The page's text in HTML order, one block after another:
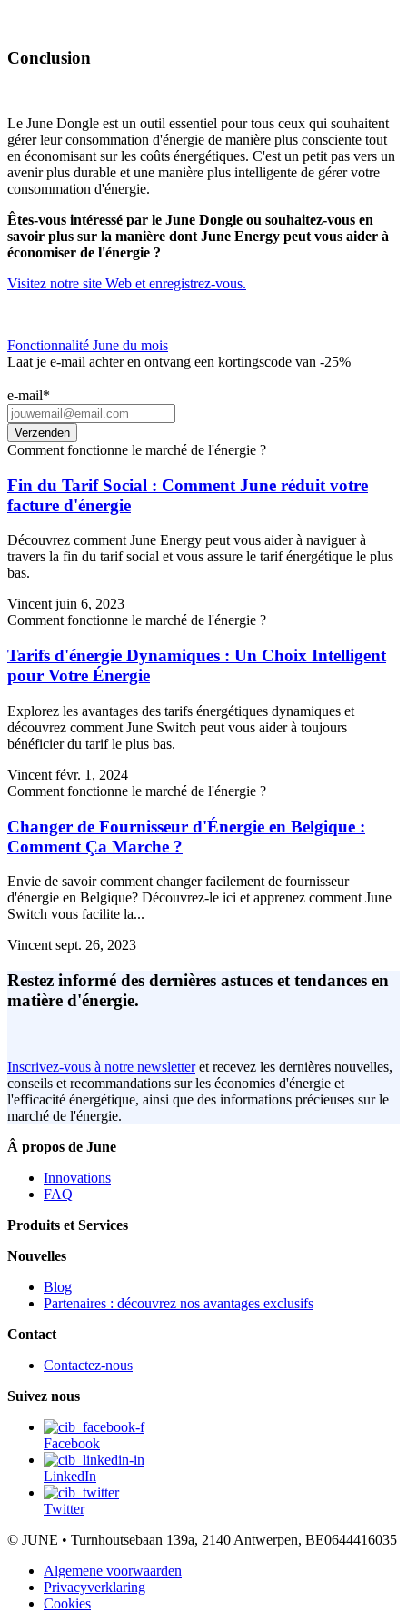
Conclusion
Le June Dongle est un outil essentiel pour tous ceux qui souhaitent
gérer leur consommation d'énergie de manière plus consciente tout
en économisant sur les coûts énergétiques. C'est un petit pas vers un
avenir plus durable et une manière plus intelligente de gérer votre
consommation d'énergie.
Êtes-vous intéressé par le June Dongle ou souhaitez-vous en
savoir plus sur la manière dont June Energy peut vous aider à
économiser de l'énergie ?
Visitez notre site Web et enregistrez-vous.
Fonctionnalité June du mois
Laat je e-mail achter en ontvang een kortingscode van -25%
e-mail*
Comment fonctionne le marché de l'énergie ?
Fin du Tarif Social : Comment June réduit votre
facture d'énergie
Découvrez comment June Energy peut vous aider à naviguer à
travers la fin du tarif social et vous assure le tarif énergétique le plus
bas.
Vincentjuin 6, 2023
Comment fonctionne le marché de l'énergie ?
Tarifs d'énergie Dynamiques : Un Choix Intelligent
pour Votre Énergie
Explorez les avantages des tarifs énergétiques dynamiques et
découvrez comment June Switch peut vous aider à toujours
bénéficier du tarif le plus bas.
Vincent févr. 1, 2024
Comment fonctionne le marché de l'énergie ?
Changer de Fournisseur d'Énergie en Belgique :
Comment Ça Marche ?
Envie de savoir comment changer facilement de fournisseur
d'énergie en Belgique? Découvrez-le ici et apprenez comment June
Switch vous facilite la...
Vincent sept. 26, 2023
Restez informé des dernières astuces et tendances en
matière d'énergie.
Inscrivez-vous à notre newsletteret recevez les dernières nouvelles,
conseils et recommandations sur les économies d'énergie et
l'efficacité énergétique, ainsi que des informations précieuses sur le
marché de l'énergie.
Â propos de June
Innovations
FAQ
Produits et Services
Nouvelles
Blog
Partenaires : découvrez nos avantages exclusifs
Contact
Contactez-nous
Suivez nous
Facebook
LinkedIn
Twitter
© JUNE • Turnhoutsebaan 139a, 2140 Antwerpen, BE0644416035
Algemene voorwaarden
Privacyverklaring
Cookies